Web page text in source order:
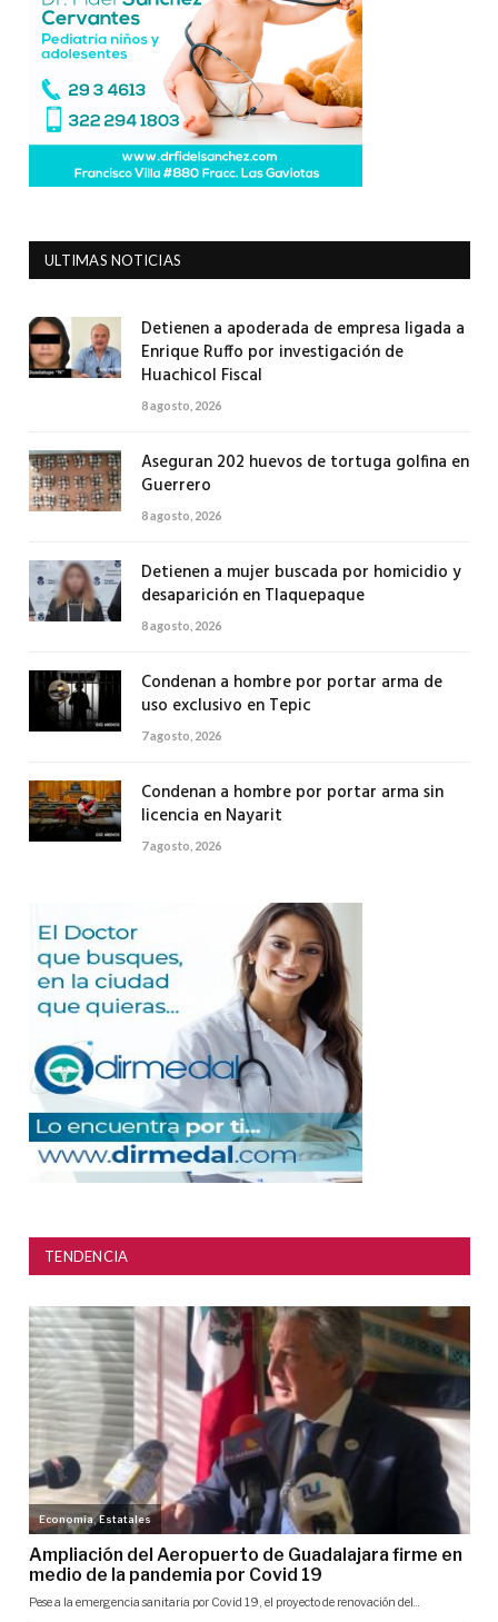
ULTIMAS NOTICIAS
Detienen a apoderada de empresa ligada a
Enrique Ruffo por investigación de
Huachicol Fiscal
8 agosto, 2026
Aseguran 202 huevos de tortuga golfina en
Guerrero
8 agosto, 2026
Detienen a mujer buscada por homicidio y
desaparición en Tlaquepaque
8 agosto, 2026
Condenan a hombre por portar arma de
uso exclusivo en Tepic
7 agosto, 2026
Condenan a hombre por portar arma sin
licencia en Nayarit
7 agosto, 2026
TENDENCIA